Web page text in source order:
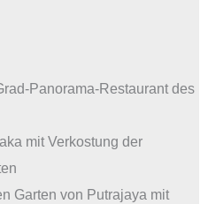
Panorama-Restaurant des
mit Verkostung der
Garten von Putrajaya mit